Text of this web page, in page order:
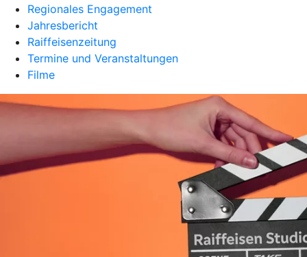
Regionales Engagement
Jahresbericht
Raiffeisenzeitung
Termine und Veranstaltungen
Filme